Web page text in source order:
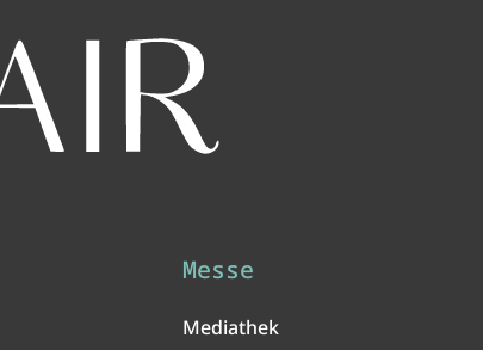
Messe
Mediathek